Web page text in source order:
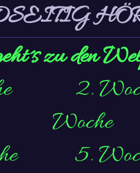
zu den
2.
Woche
5.